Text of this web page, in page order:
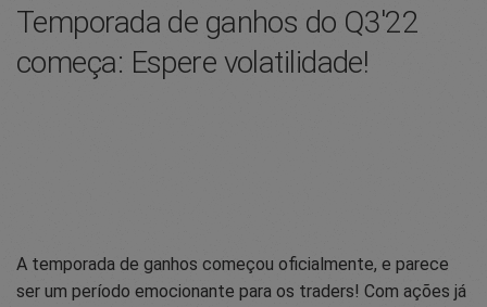
Temporada de ganhos do Q3'22
começa: Espere volatilidade!
A temporada de ganhos começou oficialmente, e parece
ser um período emocionante para os traders! Com ações já